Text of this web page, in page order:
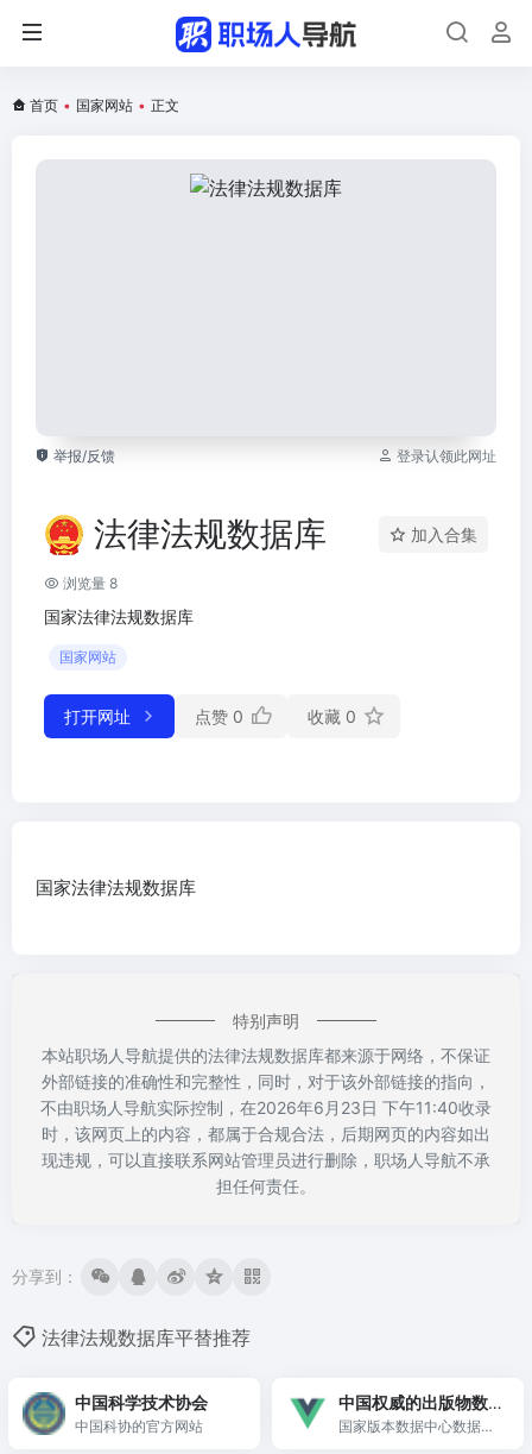
首页 • 国家网站 • 正文
举报/反馈 登录认领此网址
法律法规数据库 加入合集
浏览量 8
国家法律法规数据库
国家网站
打开网址 点赞 0 收藏 0
国家法律法规数据库
特别声明
本站职场人导航提供的法律法规数据库都来源于网络，不保证
外部链接的准确性和完整性，同时，对于该外部链接的指向，
不由职场人导航实际控制，在2026年6月23日 下午11:40收录
时，该网页上的内容，都属于合规合法，后期网页的内容如出
现违规，可以直接联系网站管理员进行删除，职场人导航不承
担任何责任。
分享到：
法律法规数据库平替推荐
中国科学技术协会
中国科协的官方网站
中国权威的出版物数
据服务平台（PDC）
国家版本数据中心数据服